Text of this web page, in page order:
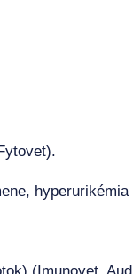
hyperurikémia